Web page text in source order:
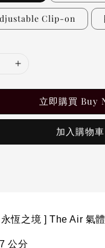
Clip-on
立即購買 Buy
加入購物車
恆之境 ] The Air 氣
公分